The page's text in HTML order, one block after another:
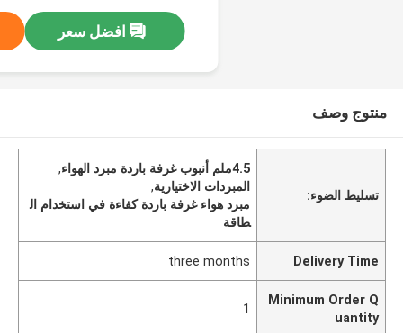
افضل سعر
منتوج وصف
تسليط الضوء:
4.5ملم أنبوب غرفة باردة مبرد الهواء
,
المبردات الاختيارية,
مبرد هواء غرفة باردة كفاءة في استخدام ال
طاقة
Delivery Time
three months
Minimum Order Q
uantity
1